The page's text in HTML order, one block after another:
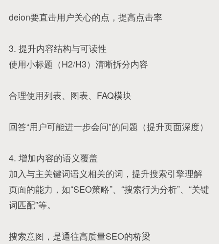
deion要直击用户关心的点，提高点击率
3. 提升内容结构与可读性
使用小标题（H2/H3）清晰拆分内容
合理使用列表、图表、FAQ模块
回答“用户可能进一步会问”的问题（提升页面深度）
4. 增加内容的语义覆盖
加入与主关键词语义相关的词，提升搜索引擎理解
页面的能力，如“SEO策略”、“搜索行为分析”、“关键
词匹配”等。
搜索意图，是通往高质量SEO的桥梁